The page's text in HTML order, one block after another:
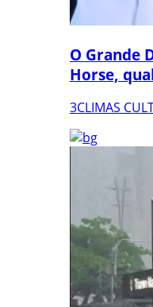
O Grande
Horse,
3CLIMAS